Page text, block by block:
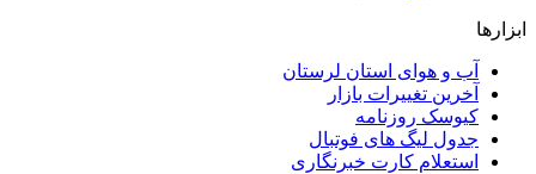
ابزارها
آب و هوای استان لرستان
آخرین تغییرات بازار
کیوسک روزنامه
جدول لیگ های فوتبال
استعلام کارت خبرنگاری